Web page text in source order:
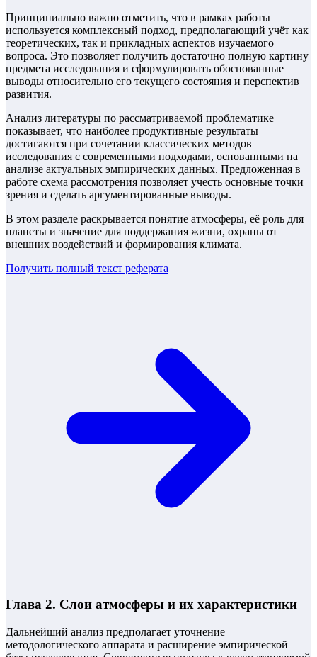
Принципиально важно отметить, что в рамках работы
используется комплексный подход, предполагающий учёт как
теоретических, так и прикладных аспектов изучаемого
вопроса. Это позволяет получить достаточно полную картину
предмета исследования и сформулировать обоснованные
выводы относительно его текущего состояния и перспектив
развития.
Анализ литературы по рассматриваемой проблематике
показывает, что наиболее продуктивные результаты
достигаются при сочетании классических методов
исследования с современными подходами, основанными на
анализе актуальных эмпирических данных. Предложенная в
работе схема рассмотрения позволяет учесть основные точки
зрения и сделать аргументированные выводы.
В этом разделе раскрывается понятие атмосферы, её роль для
планеты и значение для поддержания жизни, охраны от
внешних воздействий и формирования климата.
Получить полный текст реферата
Глава 2. Слои атмосферы и их характеристики
Дальнейший анализ предполагает уточнение
методологического аппарата и расширение эмпирической